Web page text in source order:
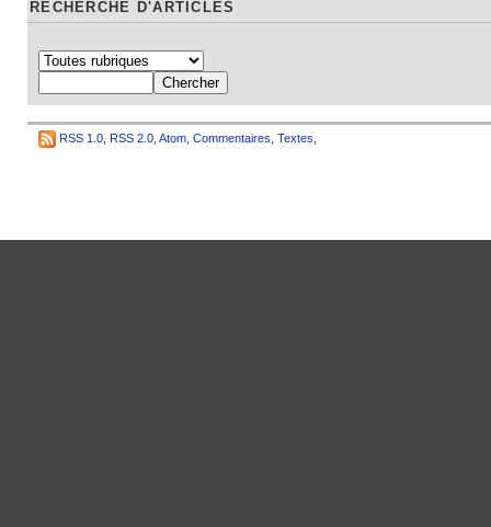
RECHERCHE D'ARTICLES
RSS 1.0 RSS 2.0 Atom Commentaires Textes